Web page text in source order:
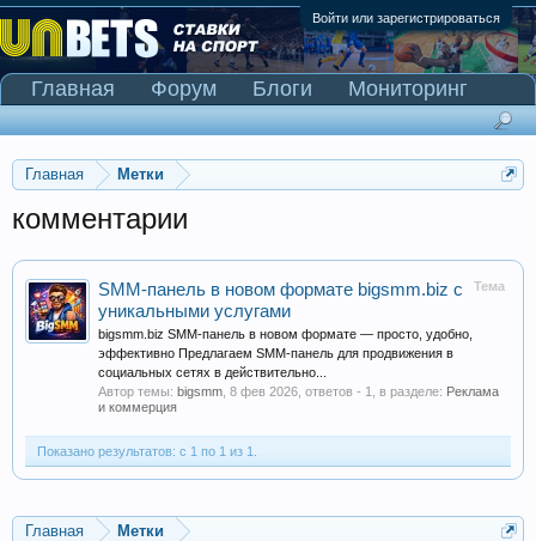
Войти или зарегистрироваться
Главная Метки
комментарии
Тема
SMM-панель в новом формате bigsmm.biz с
уникальными услугами
bigsmm.biz SMM-панель в новом формате — просто, удобно,
эффективно Предлагаем SMM-панель для продвижения в
социальных сетях в действительно...
Автор темы: bigsmm 8 фев 2026 , ответов - 1, в разделе: Реклама
и коммерция
Показано результатов: с 1 по 1 из 1.
Главная Метки
Главная Форум Блоги
Мониторинг
Сканер Pinnacle